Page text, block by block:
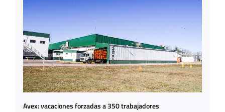
Avex: vacaciones forzadas a 350 trabajadores